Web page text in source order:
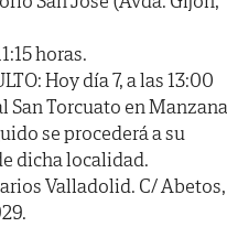
horas.
Hoy día 7, a las 13:00
San Torcuato en
se procederá a su
dicha localidad.
Valladolid. C/ Abetos,